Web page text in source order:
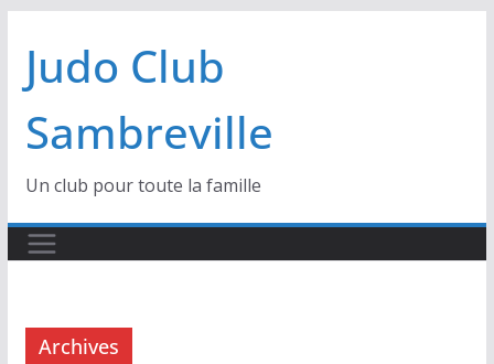
contenu
Judo Club
Sambreville
Un club pour toute la famille
Archives